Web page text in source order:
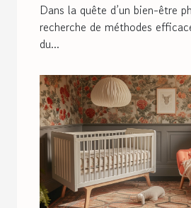
Dans la quête d’un bien-être
recherche de méthodes
du...